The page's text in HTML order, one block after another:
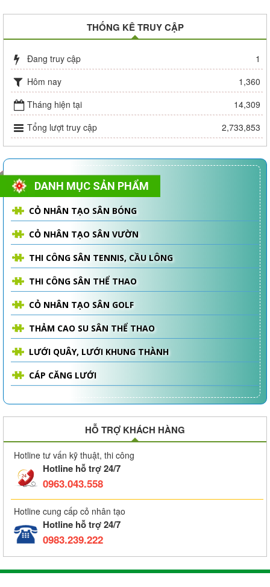
THỐNG KÊ TRUY CẬP
Đang truy cập
1
Hôm nay
1,360
Tháng hiện tại
14,309
Tổng lượt truy cập
2,733,853
DANH MỤC SẢN PHẨM
CỎ NHÂN TẠO SÂN BÓNG
CỎ NHÂN TẠO SÂN VƯỜN
THI CÔNG SÂN TENNIS, CẦU LÔNG
THI CÔNG SÂN THỂ THAO
CỎ NHÂN TẠO SÂN GOLF
THẢM CAO SU SÂN THỂ THAO
LƯỚI QUÂY, LƯỚI KHUNG THÀNH
CÁP CĂNG LƯỚI
HỖ TRỢ KHÁCH HÀNG
Hotline tư vấn kỹ thuật, thi công
Hotline hỗ trợ 24/7
0963.043.558
Hotline cung cấp cỏ nhân tạo
Hotline hỗ trợ 24/7
0983.239.222